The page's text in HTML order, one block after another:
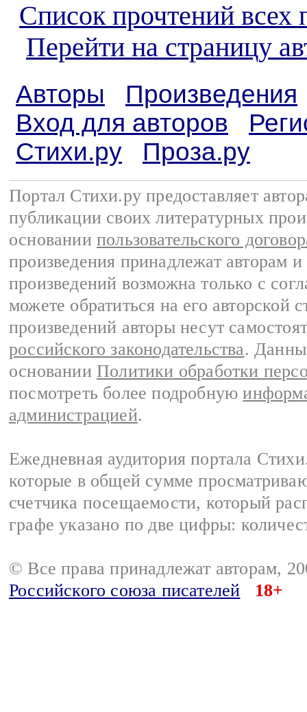
Список прочтений всех
Перейти на страницу
Авторы
Произведения
Вход для авторов
Стихи.ру
Проза.ру
Портал Стихи.ру предоставляет
публикации своих литературных
основании пользовательского
произведения принадлежат авторам
произведений возможна только с
можете обратиться на его авторской
произведений авторы несут
российского законодательства.
основании Политики обработки
посмотреть более подробную
администрацией.
Ежедневная аудитория портала
которые в общей сумме
счетчика посещаемости, который
графе указано по две цифры:
© Все права принадлежат авторам,
Российского союза писателей
18+